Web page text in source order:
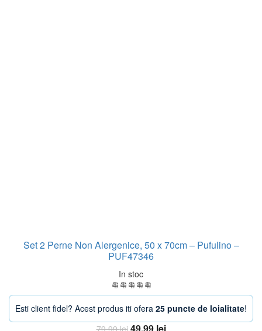
Set 2 Perne Non Alergenice, 50 x 70cm – Pufulino –
PUF47346
In stoc
Esti client fidel? Acest produs iti ofera 25 puncte de loialitate!
79,99lei Prețul Prețul